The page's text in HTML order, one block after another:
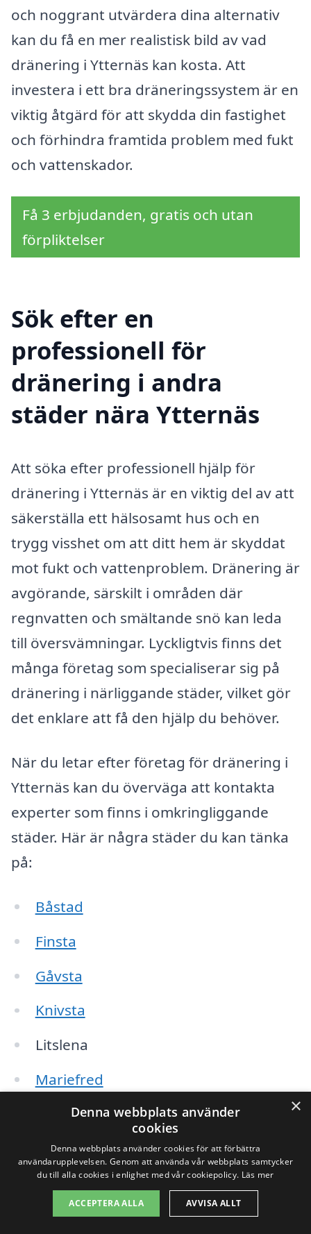
och noggrant utvärdera dina alternativ
kan du få en mer realistisk bild av vad
dränering i Ytternäs kan kosta. Att
investera i ett bra dräneringssystem är en
viktig åtgärd för att skydda din fastighet
och förhindra framtida problem med fukt
och vattenskador.
Få 3 erbjudanden, gratis och utan
förpliktelser
Sök efter en
professionell för
dränering i andra
städer nära Ytternäs
Att söka efter professionell hjälp för
dränering i Ytternäs är en viktig del av att
säkerställa ett hälsosamt hus och en
trygg visshet om att ditt hem är skyddat
mot fukt och vattenproblem. Dränering är
avgörande, särskilt i områden där
regnvatten och smältande snö kan leda
till översvämningar. Lyckligtvis finns det
många företag som specialiserar sig på
dränering i närliggande städer, vilket gör
det enklare att få den hjälp du behöver.
När du letar efter företag för dränering i
Ytternäs kan du överväga att kontakta
experter som finns i omkringliggande
städer. Här är några städer du kan tänka
på:
Båstad
Finsta
Gåvsta
Knivsta
Litslena
Mariefred
Norrtälje
Rosersberg
Sigtuna
Uppsala
×
Denna webbplats använder
cookies
Denna webbplats använder cookies för att förbättra
användarupplevelsen. Genom att använda vår webbplats samtycker
du till alla cookies i enlighet med vår cookiepolicy. Läs mer
ACCEPTERA ALLA AVVISA ALLT